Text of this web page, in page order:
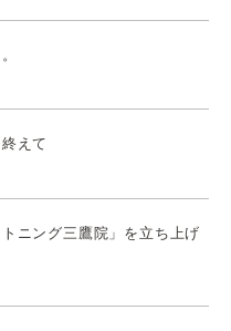
えて
ニング三鷹院」を立ち上げ